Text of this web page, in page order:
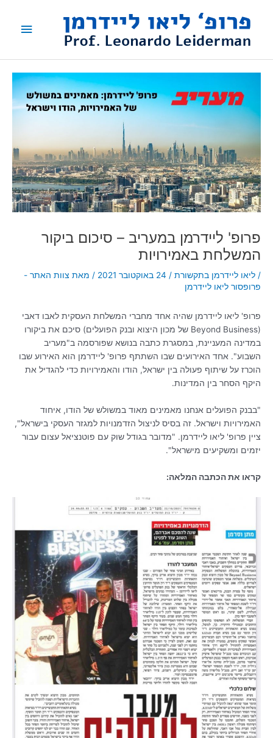
ראשי
פרופ' ליידרמן במעריב – סיכום ביקור
המשלחת באמירויות
/ ליאו ליידרמן בתקשורת / 24 באוקטובר 2021 / מאת צוות האתר -
פרופסור ליאו ליידרמן
פרופ' ליאו ליידרמן שהיה אחד מחברי המשלחת העסקית לאבו דאבי
(Beyond Business של מכון היצוא ובנק הפועלים) סיכם את ביקורו
במדינה המעניינת, במסגרת כתבה בנושא שפורסמה ב"מעריב
השבוע". אחד האירועים שבו השתתף פרופ' ליידרמן הוא האירוע שבו
הוכרז על שיתוף פעולה בין ישראל, הודו והאמירויות כדי להגדיל את
היקף הסחר בין המדינות.
"בבנק הפועלים אנחנו מאמינים מאוד במשולש של הודו, איחוד
האמירויות וישראל. זה בסיס לניצול הזדמנויות למגזר העסקי בישראל",
ציין פרופ' ליאו ליידרמן. "מדובר בגודל שוק עם פוטנציאל עצום עבור
יזמים ומשקיעים מישראל".
קראו את הכתבה המלאה: